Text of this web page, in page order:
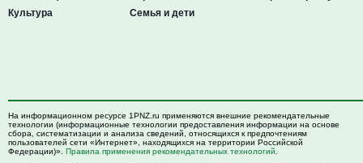
Культура
Семья и дети
На информационном ресурсе 1PNZ.ru применяются внешние рекомендательные
технологии (информационные технологии предоставления информации на основе
сбора, систематизации и анализа сведений, относящихся к предпочтениям
пользователей сети «Интернет», находящихся на территории Российской
Федерации)». Правила применения рекомендательных технологий